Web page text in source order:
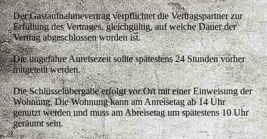
Der Gastaufnahmevertrag verpflichtet die Vertragspartner zur
Erfüllung des Vertrages, gleichgültig, auf welche Dauer der
Vertrag abgeschlossen worden ist.
Die ungefähre Anreisezeit sollte spätestens 24 Stunden vorher
mitgeteilt werden.
Die Schlüsselübergabe erfolgt vor Ort mit einer Einweisung der
Wohnung. Die Wohnung kann am Anreisetag ab 14 Uhr
genutzt werden und muss am Abreisetag um spätestens 10 Uhr
geräumt sein.